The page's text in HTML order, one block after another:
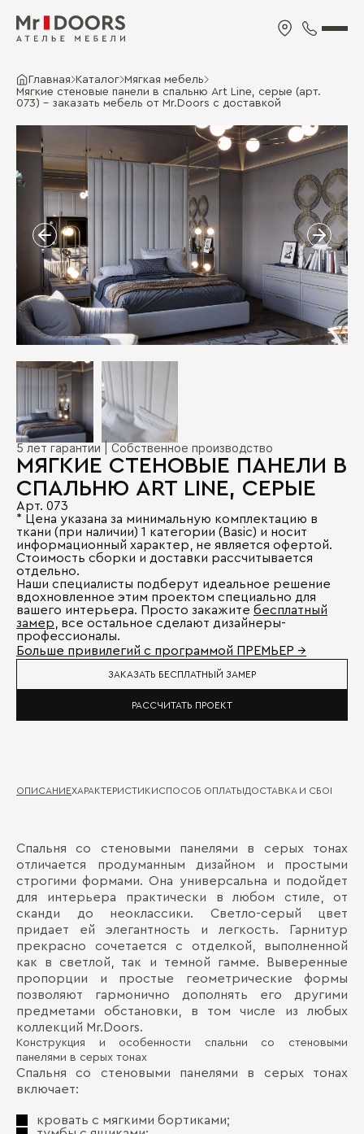
Главная Каталог Мягкая мебель
Мягкие стеновые панели в спальню Art Line, серые (арт.
073) - заказать мебель от Mr.Doors с доставкой
5 лет гарантии | Собственное производство
МЯГКИЕ СТЕНОВЫЕ ПАНЕЛИ В
СПАЛЬНЮ ART LINE, СЕРЫЕ
Арт. 073
* Цена указана за минимальную комплектацию в
ткани (при наличии) 1 категории (Basic) и носит
информационный характер, не является офертой.
Стоимость сборки и доставки рассчитывается
отдельно.
Наши специалисты подберут идеальное решение
вдохновленное этим проектом специально для
вашего интерьера. Просто закажите бесплатный
замер , все остальное сделают дизайнеры-
профессионалы.
Больше привилегий с программой ПРЕМЬЕР →
ЗАКАЗАТЬ БЕСПЛАТНЫЙ ЗАМЕР
РАССЧИТАТЬ ПРОЕКТ
ОПИСАНИЕХАРАКТЕРИСТИКИСПОСОБ ОПЛАТЫДОСТАВКА И СБОРКА
Спальня со стеновыми панелями в серых тонах
отличается продуманным дизайном и простыми
строгими формами. Она универсальна и подойдет
для интерьера практически в любом стиле, от
сканди до неоклассики. Светло-серый цвет
придает ей элегантность и легкость. Гарнитур
прекрасно сочетается с отделкой, выполненной
как в светлой, так и темной гамме. Выверенные
пропорции и простые геометрические формы
позволяют гармонично дополнять его другими
предметами обстановки, в том числе из любых
коллекций Mr.Doors.
Конструкция и особенности спальни со стеновыми
панелями в серых тонах
Спальня со стеновыми панелями в серых тонах
включает:
кровать с мягкими бортиками;